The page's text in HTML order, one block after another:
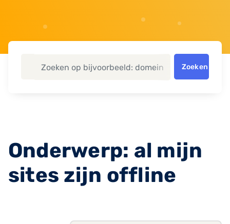
Zoeken
Onderwerp: al mijn
sites zijn offline